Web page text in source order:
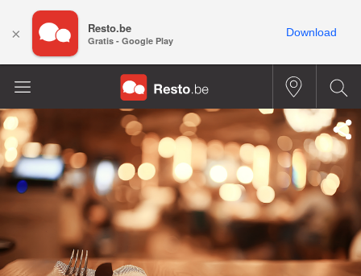
× Resto.be
Gratis - Google Play
Download